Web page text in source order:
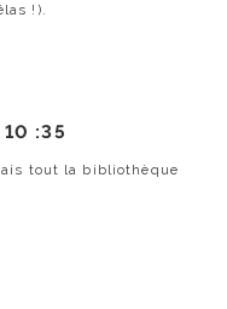
!).
10 :35
tout la bibliothèque